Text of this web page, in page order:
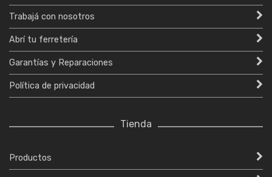
Trabajá con nosotros
Abrí tu ferretería
Garantías y Reparaciones
Política de privacidad
Tienda
Productos